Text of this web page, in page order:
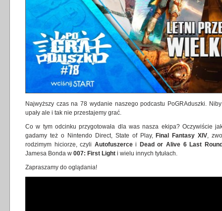
Najwyższy czas na 78 wydanie naszego podcastu PoGRAduszki.
upały ale i tak nie przestajemy grać.
Co w tym odcinku przygotowała dla was nasza ekipa? Oczywiście
gadamy też o Nintendo Direct, State of Play,Final Fantasy XIV,
rodzimym hiciorze, czyli Autofuszercei
Dead or Alive 6 Last
Jamesa Bonda w 007: First Light i wielu innych tytułach.
Zapraszamy do oglądania!